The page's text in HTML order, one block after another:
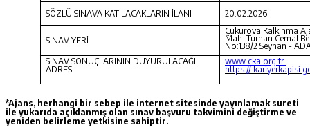
SÖZLÜ SINAVA KATILACAKLARIN İLANI 20.02.2026
SINAV YERİ
Çukurova Kalkınma
Mah. Turhan Cemal
No:138/2 Seyhan -
SINAV SONUÇLARININ DUYURULACAĞI
ADRES
www.cka.org.tr
https://
*Ajans, herhangi bir sebep ile internet sitesinde yayınlamak sureti
ile yukarıda açıklanmış olan sınav başvuru takvimini değiştirme ve
yeniden belirleme yetkisine sahiptir.